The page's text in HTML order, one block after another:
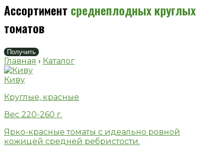
Ассортимент среднеплодных круглых
томатов
Получить
Главная › Каталог
Киву
Круглые, красные
Вес 220-260 г.
Ярко-красные томаты с идеально ровной
кожицей средней ребристости.